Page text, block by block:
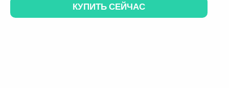
КУПИТЬ СЕЙЧАС